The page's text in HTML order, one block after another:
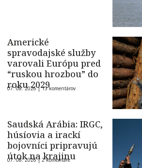
Americké
spravodajské služby
varovali Európu pred
“ruskou hrozbou” do
roku 2029
07. 08. 2026 |13 komentárov
Saudská Arábia: IRGC,
húsíovia a irackí
bojovníci pripravujú
útok na krajinu
07. 08. 2026 |2 komentáre